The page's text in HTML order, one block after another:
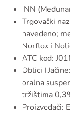
INN
Trgovački
navedeno;
Norflox i
ATC kod:
Oblici I
oralna
tržištima
Proizvođači: